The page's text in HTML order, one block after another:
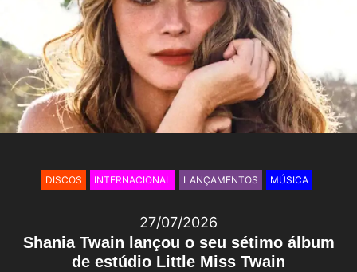
Shania Twain lançou o seu sétimo álbum
de estúdio Little Miss Twain
27/07/2026
DISCOS INTERNACIONAL LANÇAMENTOS MÚSICA